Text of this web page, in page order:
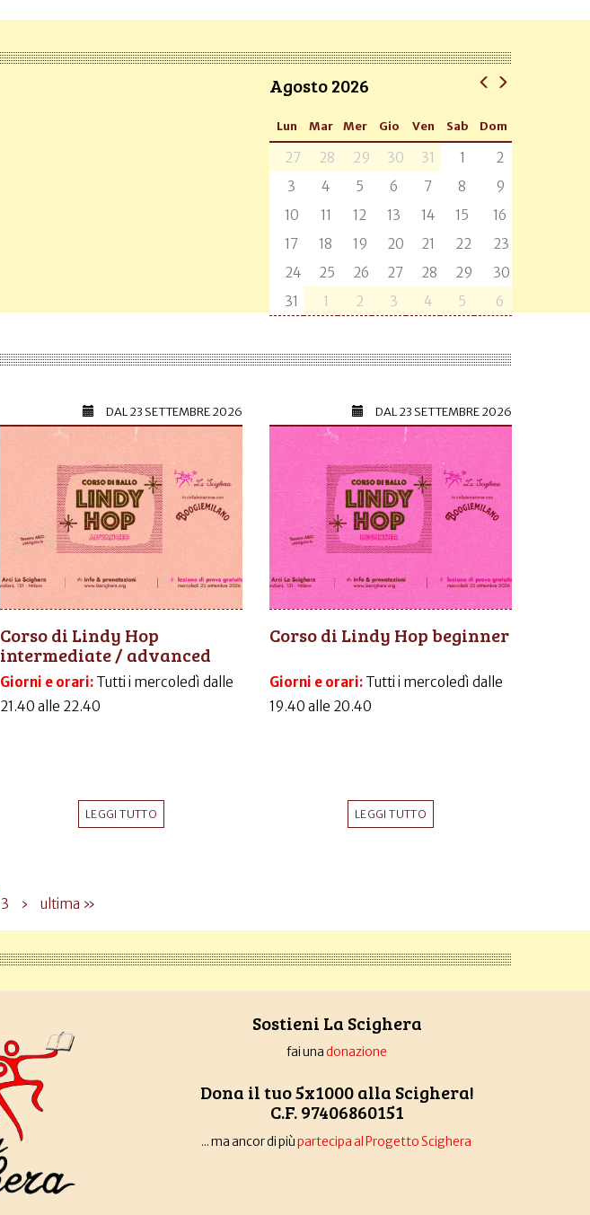
Agosto 2026
Lun Mar Mer Gio Ven Sab Dom
27 28 29 30 31 1
2
3
4 5 6 7 8
9
10
11 12 13 14 15
16
17
18 19 20 21 22
23
24
25 26 27 28 29
30
31
1 2 3 4 5 6
DAL23 SETTEMBRE 2026
Corso di Lindy Hop
intermediate / advanced
Giorni e orari: Tutti i mercoledì dalle
21.40 alle 22.40
LEGGI TUTTO
DAL23 SETTEMBRE 2026
Corso di Lindy Hop beginner
Giorni e orari: Tutti i mercoledì dalle
19.40 alle 20.40
LEGGI TUTTO
3 › ultima »
Sostieni La Scighera
fai unadonazione
Dona il tuo 5x1000 alla Scighera!
C.F. 97406860151
... ma ancor di piùpartecipa al Progetto Scighera